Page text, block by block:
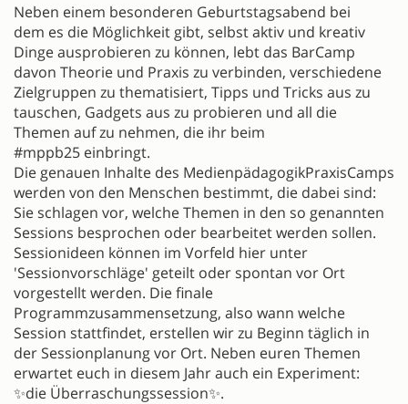
Neben einem besonderen Geburtstagsabend bei
dem es die Möglichkeit gibt, selbst aktiv und kreativ
Dinge ausprobieren zu können, lebt das BarCamp
davon Theorie und Praxis zu verbinden, verschiedene
Zielgruppen zu thematisiert, Tipps und Tricks aus zu
tauschen, Gadgets aus zu probieren und all die
Themen auf zu nehmen, die ihr beim
#mppb25 einbringt.
Die genauen Inhalte des MedienpädagogikPraxisCamps
werden von den Menschen bestimmt, die dabei sind:
Sie schlagen vor, welche Themen in den so genannten
Sessions besprochen oder bearbeitet werden sollen.
Sessionideen können im Vorfeld hier unter
'Sessionvorschläge' geteilt oder spontan vor Ort
vorgestellt werden. Die finale
Programmzusammensetzung, also wann welche
Session stattfindet, erstellen wir zu Beginn täglich in
der Sessionplanung vor Ort. Neben euren Themen
erwartet euch in diesem Jahr auch ein Experiment:
✨die Überraschungssession✨.